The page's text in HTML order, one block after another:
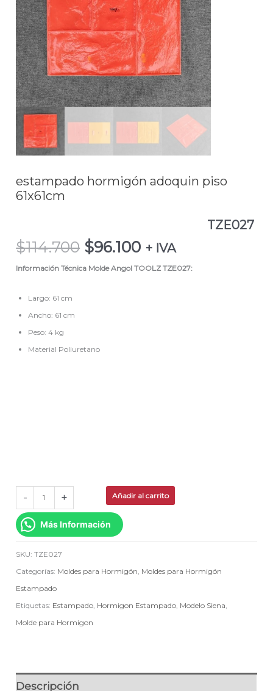
estampado hormigón adoquin piso
61x61cm
TZE027
$114.700 $96.100 + IVA
Información Técnica Molde Angol TOOLZTZE027:
Largo: 61 cm
Ancho: 61 cm
Peso: 4 kg
Material Poliuretano
-
piso
61x61cm
TZE027
cantidad
+ Añadir al carrito
Más Información
SKU:TZE027
Categorías: Moldes para Hormigón Moldes para Hormigón
Estampado
Etiquetas: Estampado Hormigon Estampado Modelo Siena
Molde para Hormigon
Descripción